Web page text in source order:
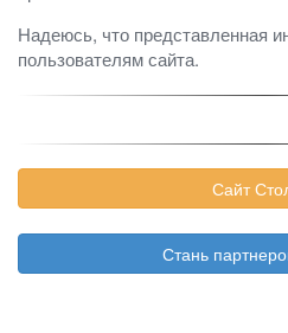
Надеюсь, что представленная
пользователям сайта.
Сайт
Стань